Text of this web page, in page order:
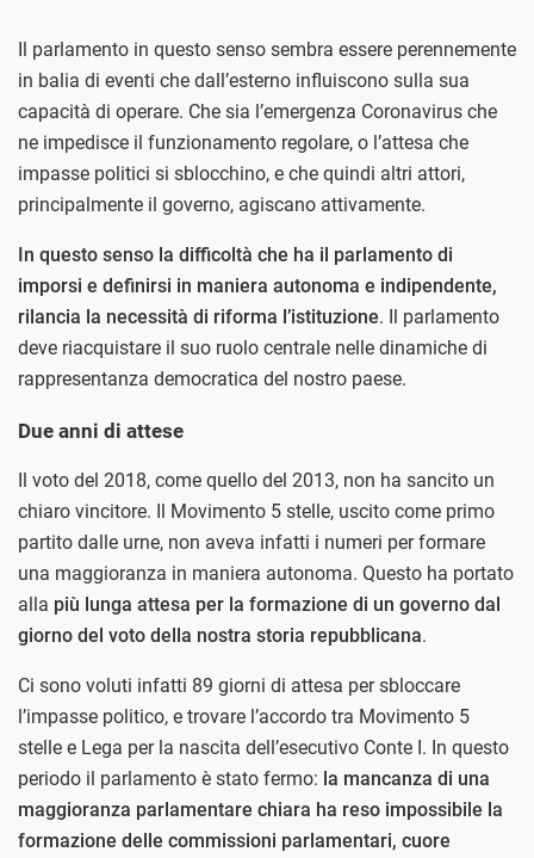
Il parlamento in questo senso sembra essere perennemente
in balia di eventi che dall’esterno influiscono sulla sua
capacità di operare. Che sia l’emergenza Coronavirus che
ne impedisce il funzionamento regolare, o l’attesa che
impasse politici si sblocchino, e che quindi altri attori,
principalmente il governo, agiscano attivamente.
In questo senso la difficoltà che ha il parlamento di
imporsi e definirsi in maniera autonoma e indipendente,
rilancia la necessità di riforma l’istituzione. Il parlamento
deve riacquistare il suo ruolo centrale nelle dinamiche di
rappresentanza democratica del nostro paese.
Due anni di attese
Il voto del 2018, come quello del 2013, non ha sancito un
chiaro vincitore. Il Movimento 5 stelle, uscito come primo
partito dalle urne, non aveva infatti i numeri per formare
una maggioranza in maniera autonoma. Questo ha portato
alla più lunga attesa per la formazione di un governo dal
giorno del voto della nostra storia repubblicana.
Ci sono voluti infatti 89 giorni di attesa per sbloccare
l’impasse politico, e trovare l’accordo tra Movimento 5
stelle e Lega per la nascita dell’esecutivo Conte I. In questo
periodo il parlamento è stato fermo: la mancanza di una
maggioranza parlamentare chiara ha reso impossibile la
formazione delle commissioni parlamentari, cuore